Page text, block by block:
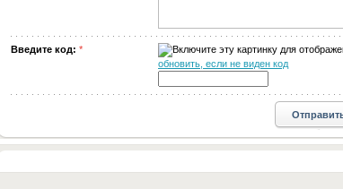
Введите код: *
обновить, если не виден код